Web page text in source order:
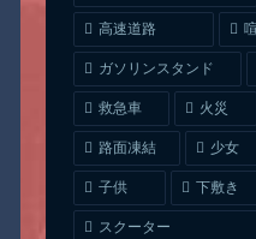
高速道路
ガソリンスタンド
救急車 火災
路面凍結 少女
子供 下敷き
スクーター